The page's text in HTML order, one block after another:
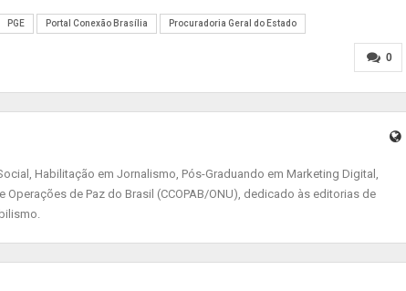
PGE Portal Conexão Brasília Procuradoria Geral do Estado
0
Habilitação em Jornalismo, Pós-Graduando em Marketing Digital,
de Paz do Brasil (CCOPAB/ONU), dedicado às editorias de